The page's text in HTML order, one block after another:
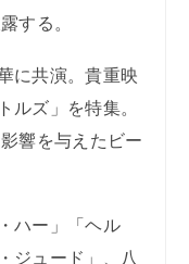
する。
に共演。貴重映
ズ」を特集。
響を与えたビー
ハー」「ヘル
ジュード」、八